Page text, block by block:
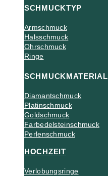
SCHMUCKTYP
Armschmuck
Halsschmuck
Ohrschmuck
Ringe
SCHMUCKMATERIAL
Diamantschmuck
Platinschmuck
Goldschmuck
Farbedelsteinschmuck
Perlenschmuck
HOCHZEIT
Verlobungsringe